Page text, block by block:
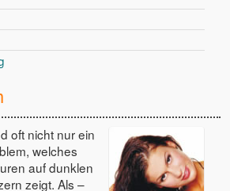
oft nicht nur ein
welches
auf dunklen
zeigt. Als –